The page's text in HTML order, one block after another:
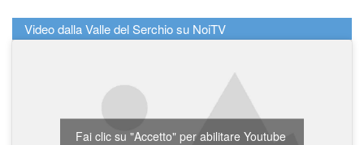
Video dalla Valle del Serchio su NoiTV
Fai clic su "Accetto" per abilitare Youtube